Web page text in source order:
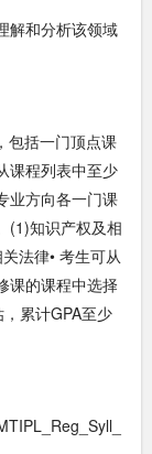
解和分析该领域
包括一门顶点课
课程列表中至少
业方向各一门课
(1)知识产权及相
法律• 考生可从
课的课程中选择
累计GPA至少